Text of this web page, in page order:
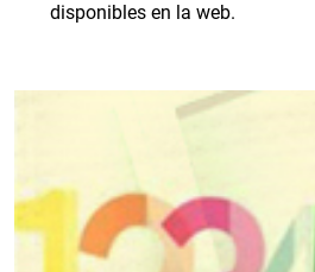
disponibles en la web.